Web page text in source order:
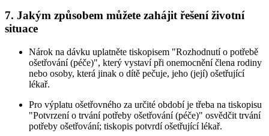
7. Jakým způsobem můžete zahájit řešení životní
situace
Nárok na dávku uplatněte tiskopisem "Rozhodnutí o potřebě
ošetřování (péče)", který vystaví při onemocnění člena rodiny
nebo osoby, která jinak o dítě pečuje, jeho (její) ošetřující
lékař.
Pro výplatu ošetřovného za určité období je třeba na tiskopisu
"Potvrzení o trvání potřeby ošetřování (péče)" osvědčit trvání
potřeby ošetřování; tiskopis potvrdí ošetřující lékař.